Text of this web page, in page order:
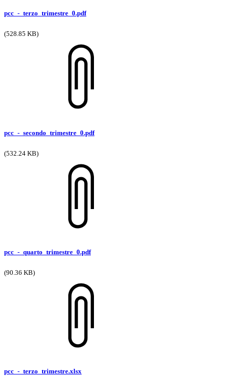
pcc_-_terzo_trimestre_0.pdf
(528.85 KB)
pcc_-_secondo_trimestre_0.pdf
(532.24 KB)
pcc_-_quarto_trimestre_0.pdf
(90.36 KB)
pcc_-_terzo_trimestre.xlsx